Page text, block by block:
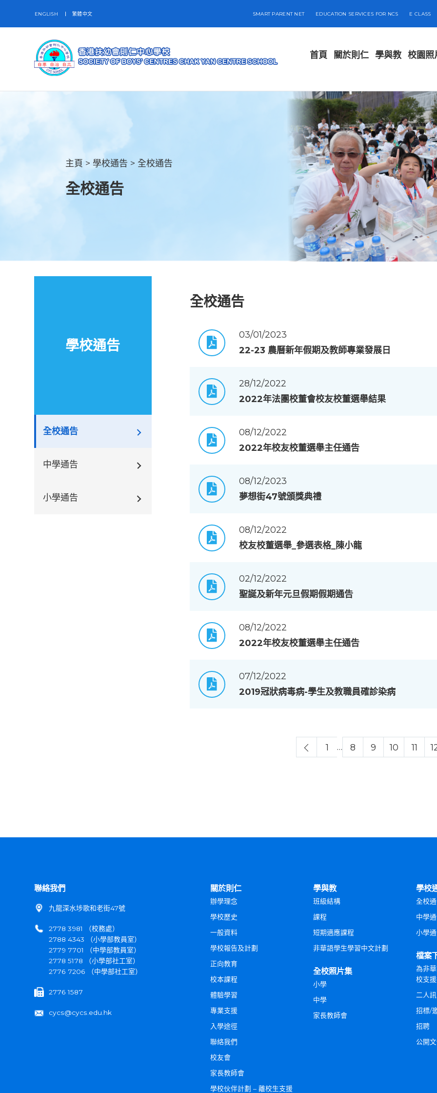
ENGLISH 繁體中文 SMART PARENT NET EDUCATION SERVICES FOR NCS E CLASS
首頁 關於則仁 學與教 校園照
主頁 > 學校通告 > 全校通告
全校通告
學校通告
全校通告
中學通告
小學通告
全校通告
03/01/2023
22-23 農曆新年假期及教師專業發展日
28/12/2022
2022年法團校董會校友校董選舉結果
08/12/2022
2022年校友校董選舉主任通告
08/12/2023
夢想街47號頒獎典禮
08/12/2022
校友校董選舉_參選表格_陳小龍
02/12/2022
聖誕及新年元旦假期假期通告
08/12/2022
2022年校友校董選舉主任通告
07/12/2022
2019冠狀病毒病-學生及教職員確診染病
1 … 8 9 10 11
聯絡我們
九龍深水埗歌和老街47號
2778 3981 （校務處）
2788 4343 （小學部教員室）
2779 7701 （中學部教員室）
2778 5178 （小學部社工室）
2776 7206 （中學部社工室）
2776 1587
cycs@cycs.edu.hk
關於則仁
辦學理念
學校歷史
一般資料
學校報告及計劃
正向教育
校本課程
體驗學習
專業支援
入學途徑
聯絡我們
校友會
家長教師會
學校伙伴計劃 – 離校生支援
學與教
班級結構
課程
短期適應課程
非華語學生學習中文計劃
全校照片集
小學
中學
家長教師會
學校
全校
中學
小學
檔案
為非
校支
二人訊
招標/
招聘
公開